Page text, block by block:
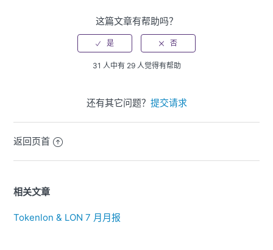
这篇文章有帮助吗？
31 人中有 29 人觉得有帮助
还有其它问题？ 提交请求
返回页首
相关文章
Tokenlon & LON 7 月月报